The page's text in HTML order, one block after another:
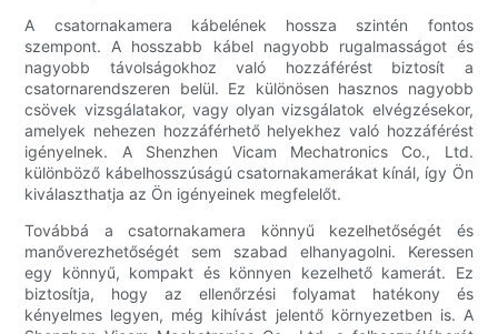
A csatornakamera kábelének hossza szintén fontos
szempont. A hosszabb kábel nagyobb rugalmasságot és
nagyobb távolságokhoz való hozzáférést biztosít a
csatornarendszeren belül. Ez különösen hasznos nagyobb
csövek vizsgálatakor, vagy olyan vizsgálatok elvégzésekor,
amelyek nehezen hozzáférhető helyekhez való hozzáférést
igényelnek. A Shenzhen Vicam Mechatronics Co., Ltd.
különböző kábelhosszúságú csatornakamerákat kínál, így Ön
kiválaszthatja az Ön igényeinek megfelelőt.
Továbbá a csatornakamera könnyű kezelhetőségét és
manőverezhetőségét sem szabad elhanyagolni. Keressen
egy könnyű, kompakt és könnyen kezelhető kamerát. Ez
biztosítja, hogy az ellenőrzési folyamat hatékony és
kényelmes legyen, még kihívást jelentő környezetben is. A